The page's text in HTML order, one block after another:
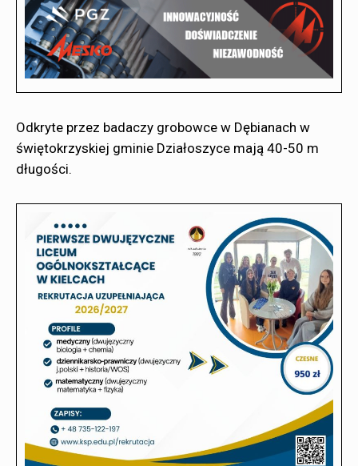
Odkryte przez badaczy grobowce w Dębianach w
świętokrzyskiej gminie Działoszyce mają 40-50 m
długości.